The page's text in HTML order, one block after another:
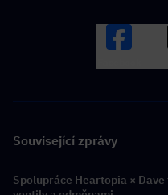
Související zprávy
Spolupráce Heartopia ×